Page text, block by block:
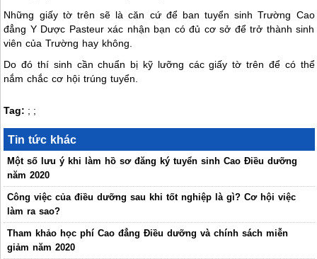
Những giấy tờ trên sẽ là căn cứ để ban tuyển sinh Trường Cao
đẳng Y Dược Pasteur xác nhận bạn có đủ cơ sở để trở thành sinh
viên của Trường hay không.
Do đó thí sinh cần chuẩn bị kỹ lưỡng các giấy tờ trên để có thể
nắm chắc cơ hội trúng tuyển.
Tag: ; ;
Tin tức khác
Một số lưu ý khi làm hồ sơ đăng ký tuyển sinh Cao Điều dưỡng
năm 2020
Công việc của điều dưỡng sau khi tốt nghiệp là gì? Cơ hội việc
làm ra sao?
Tham khảo học phí Cao đẳng Điều dưỡng và chính sách miễn
giảm năm 2020